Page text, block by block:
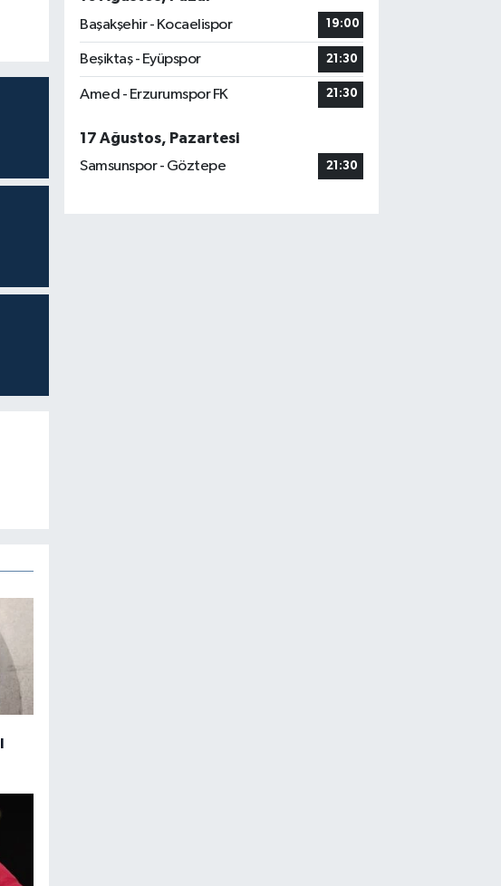
Başakşehir - Kocaelispor
19:00
Beşiktaş - Eyüpspor 21:30
Amed - Erzurumspor FK 21:30
17 Ağustos, Pazartesi
Samsunspor - Göztepe
21:30